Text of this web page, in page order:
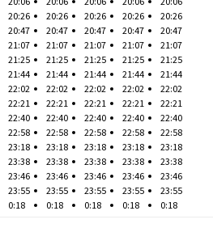
20:26
20:47
21:07
21:25
21:44
22:02
22:21
22:40
22:58
23:18
23:38
23:46
23:55
0:18
20:26
20:47
21:07
21:25
21:44
22:02
22:21
22:40
22:58
23:18
23:38
23:46
23:55
0:18
20:26
20:47
21:07
21:25
21:44
22:02
22:21
22:40
22:58
23:18
23:38
23:46
23:55
0:18
20:26
20:47
21:07
21:25
21:44
22:02
22:21
22:40
22:58
23:18
23:38
23:46
23:55
0:18
20:26
20:47
21:07
21:25
21:44
22:02
22:21
22:40
22:58
23:18
23:38
23:46
23:55
0:18